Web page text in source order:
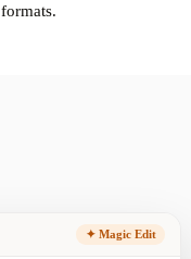
formats.
✦ Magic Edit